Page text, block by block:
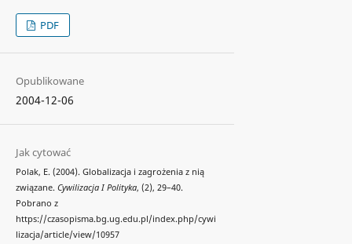
PDF
Opublikowane
2004-12-06
Jak cytować
Polak, E. (2004). Globalizacja i zagrożenia z nią
związane. Cywilizacja I Polityka, (2), 29–40.
Pobrano z
https://czasopisma.bg.ug.edu.pl/index.php/cywi
lizacja/article/view/10957